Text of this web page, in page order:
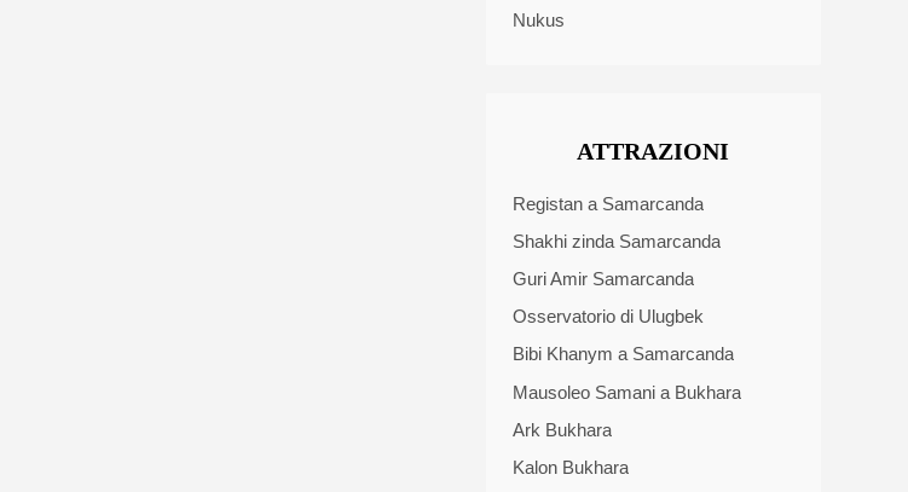
Nukus
ATTRAZIONI
Registan a Samarcanda
Shakhi zinda Samarcanda
Guri Amir Samarcanda
Osservatorio di Ulugbek
Bibi Khanym a Samarcanda
Mausoleo Samani a Bukhara
Ark Bukhara
Kalon Bukhara